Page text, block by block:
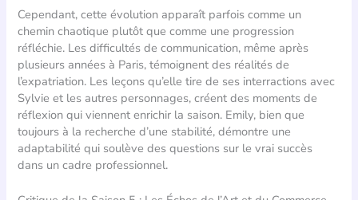
Cependant, cette évolution apparaît parfois comme un
chemin chaotique plutôt que comme une progression
réfléchie. Les difficultés de communication, même après
plusieurs années à Paris, témoignent des réalités de
l’expatriation. Les leçons qu’elle tire de ses interractions avec
Sylvie et les autres personnages, créent des moments de
réflexion qui viennent enrichir la saison. Emily, bien que
toujours à la recherche d’une stabilité, démontre une
adaptabilité qui soulève des questions sur le vrai succès
dans un cadre professionnel.